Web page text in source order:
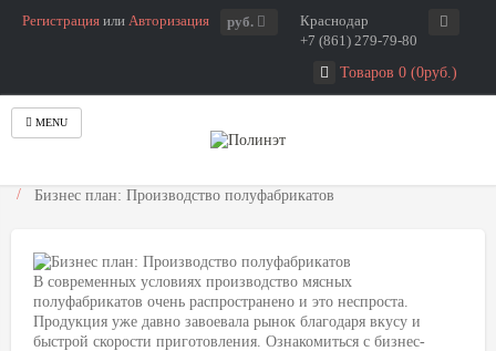
Регистрация или Авторизация руб.
Краснодар
+7 (861) 279-79-80
Товаров 0 (0руб.)
MENU
Бизнес план: Производство полуфабрикатов
В современных условиях производство мясных
полуфабрикатов очень распространено и это неспроста.
Продукция уже давно завоевала рынок благодаря вкусу и
быстрой скорости приготовления. Ознакомиться с бизнес-